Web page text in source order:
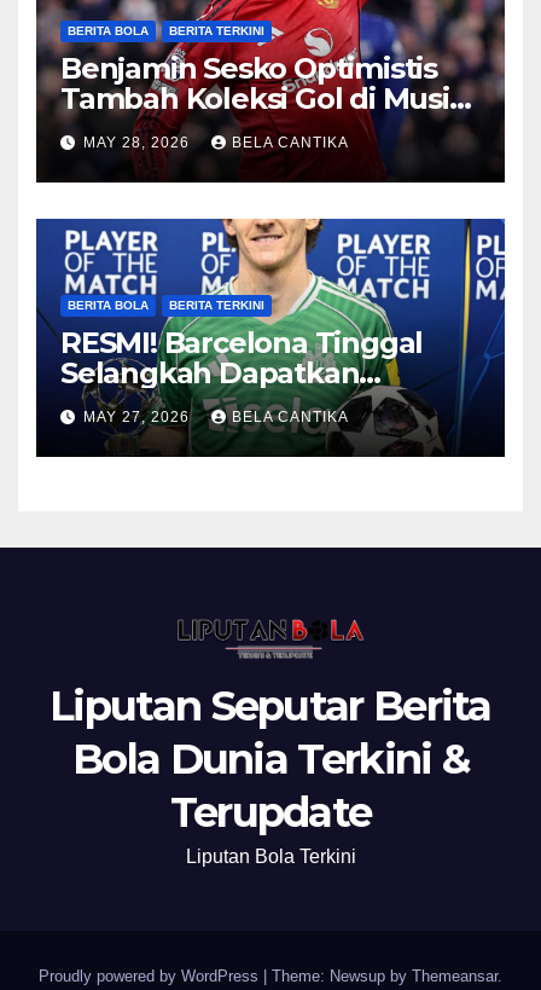
BERITA BOLA BERITA TERKINI
Benjamin Sesko Optimistis
Tambah Koleksi Gol di Musim
2026/27
MAY 28, 2026 BELA CANTIKA
BERITA BOLA BERITA TERKINI
RESMI! Barcelona Tinggal
Selangkah Dapatkan
Anthony Gordon
MAY 27, 2026 BELA CANTIKA
Liputan Seputar Berita
Bola Dunia Terkini &
Terupdate
Liputan Bola Terkini
Proudly powered by WordPress | Theme: Newsup by Themeansar.